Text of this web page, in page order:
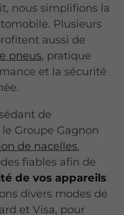
nous simplifions la
Plusieurs
aussi de
pneus, pratique
et la sécurité
de
Groupe Gagnon
de nacelles,
fiables afin de
de vos appareils
divers modes de
et Visa, pour